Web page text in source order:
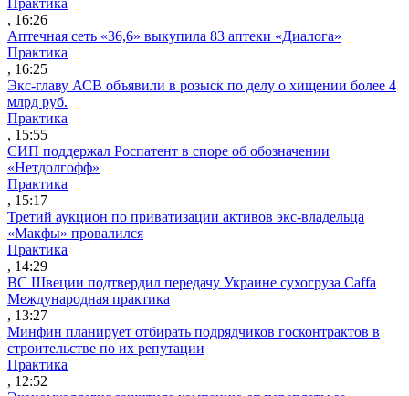
, 16:26
Аптечная сеть «36,6» выкупила 83 аптеки «Диалога»
Практика
, 16:25
Экс-главу АСВ объявили в розыск по делу о хищении более 4
млрд руб.
Практика
, 15:55
СИП поддержал Роспатент в споре об обозначении
«Нетдолгофф»
Практика
, 15:17
Третий аукцион по приватизации активов экс-владельца
«Макфы» провалился
Практика
, 14:29
ВС Швеции подтвердил передачу Украине сухогруза Caffa
Международная практика
, 13:27
Минфин планирует отбирать подрядчиков госконтрактов в
строительстве по их репутации
Практика
, 12:52